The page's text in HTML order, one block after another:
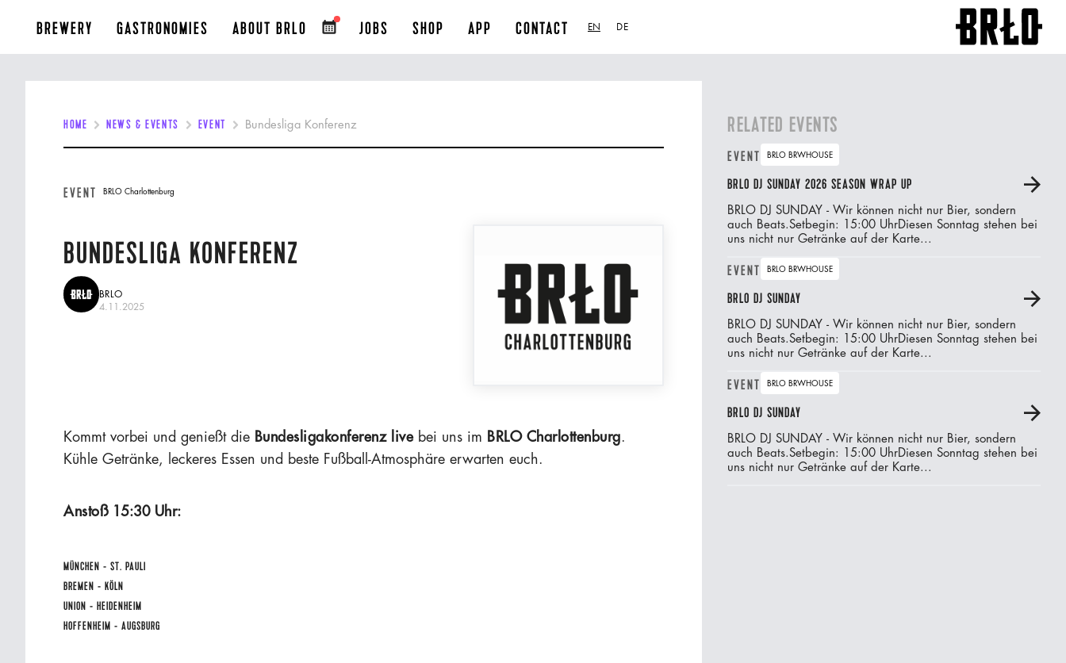
BREWERY GASTRONOMIES ABOUT BRLO JOBS SHOP APP CONTACT EN DE
HOME NEWS & EVENTS EVENT Bundesliga Konferenz
EVENT BRLO Charlottenburg
BUNDESLIGA KONFERENZ
BRLO
4.11.2025
Kommt vorbei und genießt die Bundesligakonferenz livebei uns im BRLO Charlottenburg.
Kühle Getränke, leckeres Essen und beste Fußball-Atmosphäre erwarten euch.
Anstoß 15:30 Uhr:
MÜNCHEN - ST. PAULI
BREMEN - KÖLN
UNION - HEIDENHEIM
HOFFENHEIM - AUGSBURG
RELATED EVENTS
EVENT BRLO BRWHOUSE
BRLO DJ SUNDAY 2026 SEASON WRAP UP A
BRLO DJ SUNDAY - Wir können nicht nur Bier, sondern
auch Beats.‍Setbegin: 15:00 UhrDiesen Sonntag stehen bei
uns nicht nur Getränke auf der Karte...
EVENT BRLO BRWHOUSE
BRLO DJ SUNDAY A
BRLO DJ SUNDAY - Wir können nicht nur Bier, sondern
auch Beats.‍Setbegin: 15:00 UhrDiesen Sonntag stehen bei
uns nicht nur Getränke auf der Karte...
EVENT BRLO BRWHOUSE
BRLO DJ SUNDAY A
BRLO DJ SUNDAY - Wir können nicht nur Bier, sondern
auch Beats.‍Setbegin: 15:00 UhrDiesen Sonntag stehen bei
uns nicht nur Getränke auf der Karte...